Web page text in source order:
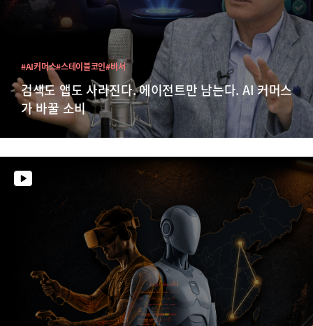
검색도 앱도 사라진다. 에이전트만 남는다. AI 커머스
가 바꿀 소비
#AI커머스#스테이블코인#비서